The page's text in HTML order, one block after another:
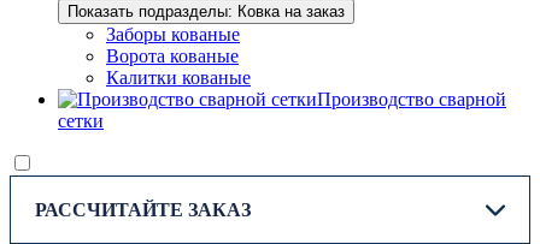
Показать подразделы: Ковка на заказ
Заборы кованые
Ворота кованые
Калитки кованые
Производство сварной
сетки
РАССЧИТАЙТЕ ЗАКАЗ